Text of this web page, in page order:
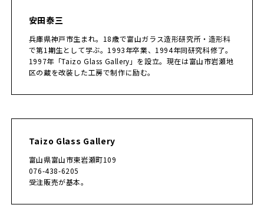
安田泰三
兵庫県神戸市生まれ。18歳で富山ガラス造形研究所・造形科
で第1期生として学ぶ。1993年卒業、1994年同研究科修了。
1997年「Taizo Glass Gallery」を設立。現在は富山市岩瀬地
区の蔵を改装した工房で制作に励む。
Taizo Glass Gallery
富山県富山市東岩瀬町109
076-438-6205
受注販売が基本。